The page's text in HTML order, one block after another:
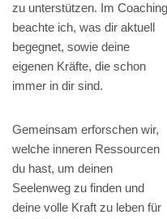
zu unterstützen. Im Coaching
beachte ich, was dir aktuell
begegnet, sowie deine
eigenen Kräfte, die schon
immer in dir sind.
Gemeinsam erforschen wir,
welche inneren Ressourcen
du hast, um deinen
Seelenweg zu finden und
deine volle Kraft zu leben für